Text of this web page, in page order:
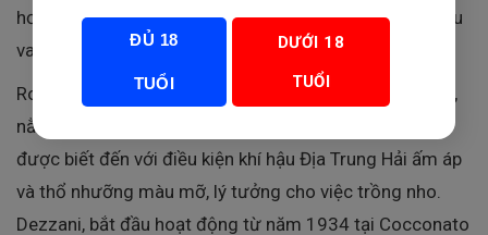
hơn 200 năm kinh nghiệm và đổi mới trong ngành rượu
vang.
Rocca, với hơn 200 năm lịch sử và đã trải qua 5 thế hệ,
nằm ở phía Nam của vùng Puglia nổi tiếng. Vùng này
được biết đến với điều kiện khí hậu Địa Trung Hải ấm áp
và thổ nhưỡng màu mỡ, lý tưởng cho việc trồng nho.
Dezzani, bắt đầu hoạt động từ năm 1934 tại Cocconato
ĐỦ 18
TUỔI
DƯỚI 18
TUỔI